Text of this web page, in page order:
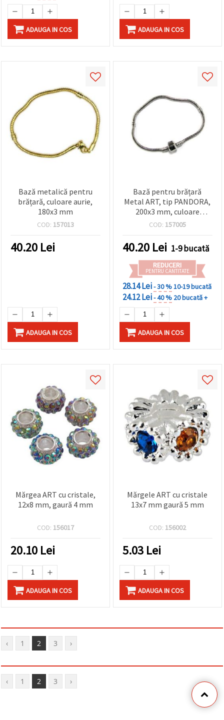
ADAUGA IN COS ADAUGA IN COS
Bază metalică pentru
brățară, culoare aurie,
180x3 mm
COD: 157013
40.20 Lei
ADAUGA IN COS
Bază pentru brățară
Metal ART, tip PANDORA,
200x3 mm, culoare
argintie
COD: 157005
40.20 Lei 1-9 bucată
REDUCERI
PENTRU CANTITATE
28.14 Lei- 30 %10-19 bucată
24.12 Lei- 40 % 20 bucată +
ADAUGA IN COS
Mărgea ART cu cristale,
12x8 mm, gaură 4 mm
COD: 156017
20.10 Lei
ADAUGA IN COS
Mărgele ART cu cristale
13x7 mm gaură 5 mm
COD: 156002
5.03 Lei
ADAUGA IN COS
‹ 1 2 3 ›
‹ 1 2 3 ›